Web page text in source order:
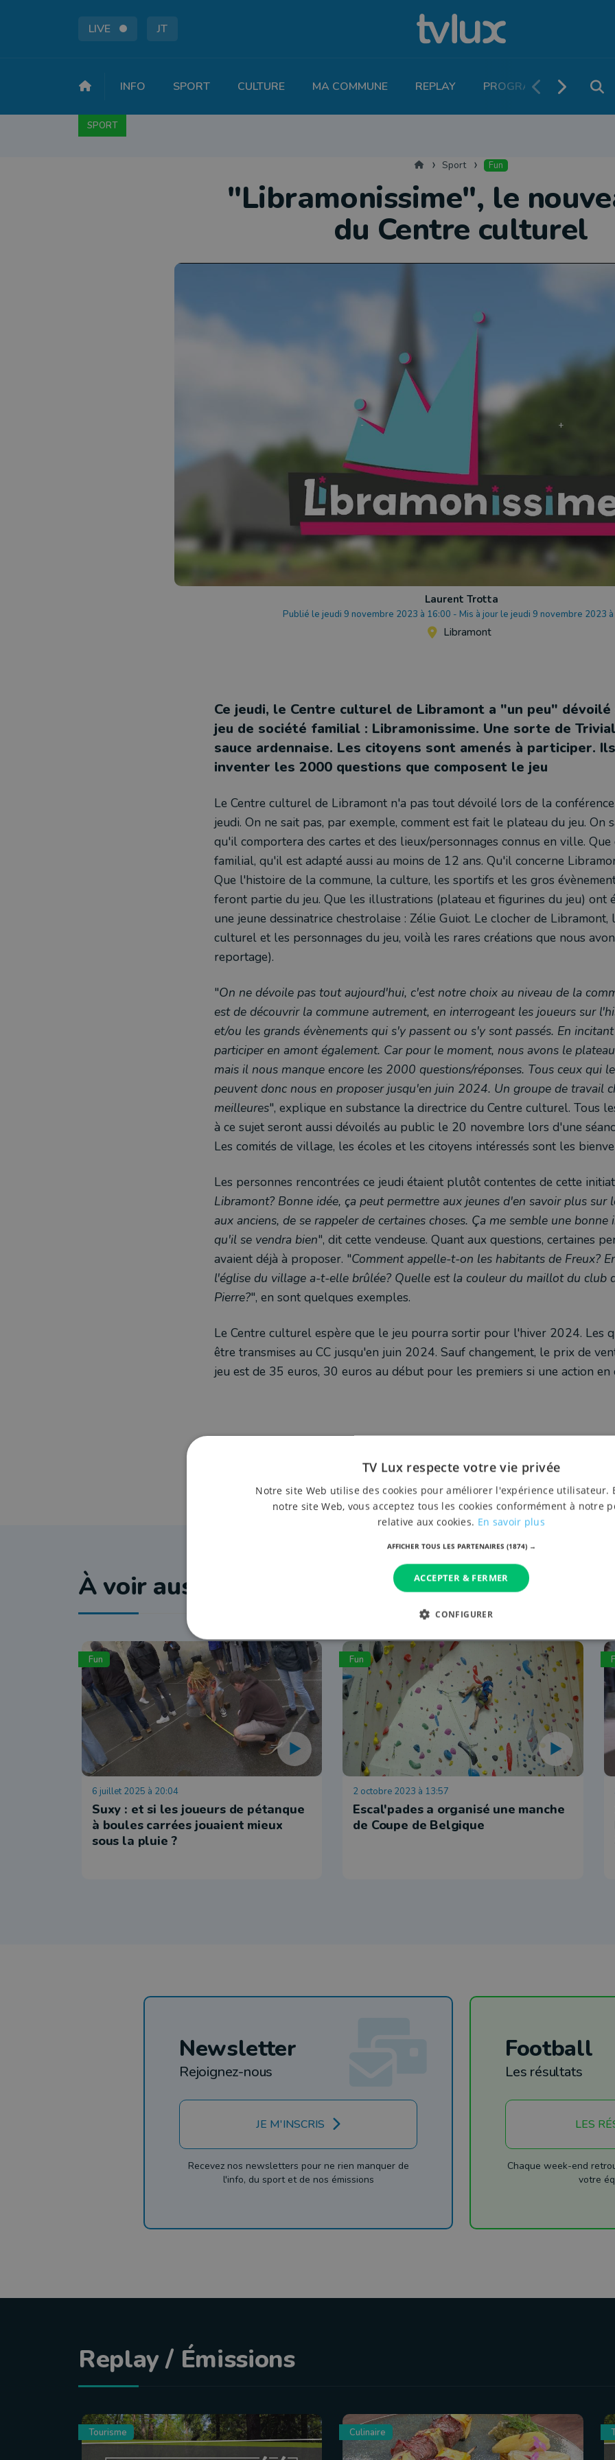
LIVE JT
INFO SPORT CULTURE MA COMMUNE REPLAY PROGRAMME TV
SPORT
AccueilSport Fun
"Libramonissime", le
du Centre culturel
Laurent Trotta
Publié le jeudi 9 novembre 2023 à 16:00 - Mis à jour le jeudi 9 novembre 2023
Libramont
Ce jeudi, le Centre culturel de Libramont a "un peu" dévoilé
jeu de société familial : Libramonissime. Une sorte de
sauce ardennaise. Les citoyens sont amenés à participer.
inventer les 2000 questions que composent le jeu
Le Centre culturel de Libramont n'a pas tout dévoilé lors de la
jeudi. On ne sait pas, par exemple, comment est fait le plateau du jeu. On
qu'il comportera des cartes et des lieux/personnages connus en ville. Que
familial, qu'il est adapté aussi au moins de 12 ans. Qu'il concerne
Que l'histoire de la commune, la culture, les sportifs et les gros
feront partie du jeu. Que les illustrations (plateau et figurines du jeu) ont
une jeune dessinatrice chestrolaise : Zélie Guiot. Le clocher de Libramont,
culturel et les personnages du jeu, voilà les rares créations que nous
reportage).
"On ne dévoile pas tout aujourd'hui, c'est notre choix au niveau de la
est de découvrir la commune autrement, en interrogeant les joueurs sur
et/ou les grands évènements qui s'y passent ou s'y sont passés. En
participer en amont également. Car pour le moment, nous avons le
mais il nous manque encore les 2000 questions/réponses. Tous ceux qui
peuvent donc nous en proposer jusqu'en juin 2024. Un groupe de travail
meilleures", explique en substance la directrice du Centre culturel. Tous
à ce sujet seront aussi dévoilés au public le 20 novembre lors d'une
Les comités de village, les écoles et les citoyens intéressés sont les
Les personnes rencontrées ce jeudi étaient plutôt contentes de cette
Libramont? Bonne idée, ça peut permettre aux jeunes d'en savoir plus sur
aux anciens, de se rappeler de certaines choses. Ça me semble une bonne
qu'il se vendra bien", dit cette vendeuse. Quant aux questions, certaines
avaient déjà à proposer. "Comment appelle-t-on les habitants de Freux?
l'église du village a-t-elle brûlée? Quelle est la couleur du maillot du club
Pierre?", en sont quelques exemples.
Le Centre culturel espère que le jeu pourra sortir pour l'hiver 2024. Les
être transmises au CC jusqu'en juin 2024. Sauf changement, le prix de
jeu est de 35 euros, 30 euros au début pour les premiers si une action en
À voir aussi
Fun
6 juillet 2025 à 20:04
Suxy : et si les joueurs de pétanque
à boules carrées jouaient mieux
sous la pluie ?
Fun
2 octobre 2023 à 13:57
Escal'pades a organisé une manche
de Coupe de Belgique
Newsletter
Rejoignez-nous
JE M'INSCRIS
Recevez nos newsletters pour ne rien manquer de
l'info, du sport et de nos émissions
Football
Les résultats
LES
Chaque week-end
votre
Replay / Émissions
Tourisme Culinaire
TV Lux respecte votre vie privée
Notre site Web utilise des cookies pour améliorer l'expérience utilisateur.
notre site Web, vous acceptez tous les cookies conformément à notre
relative aux cookies. En savoir plus
AFFICHER TOUS LES PARTENAIRES (1874) →
ACCEPTER & FERMER
CONFIGURER